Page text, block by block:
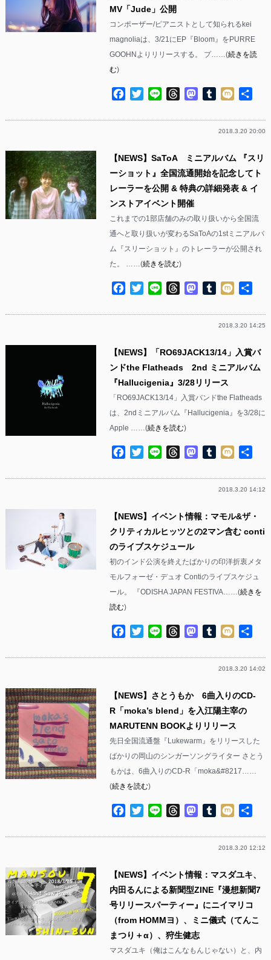
MV「Jude」公開
コンポーザー/ピアニストとして知られるkei
magnoliaは、3/21にEP『Bloom』をPURRE
GOOHNよりリリースする。 プ……(続きを読
む)
Facebook
TwitterLine ThreadsMastodon
Tumblr
Mixi
2018.3.20 20:00
【NEWS】SaToA ミニアルバム 『スリ
ーショット』全国流通開始を記念してト
レーラーを公開 & 特典の詳細発表 & イ
ンストアイベント開催
これまでの1部店舗のみの取り扱いから全国流
通へと取り扱いが変わるSaToAの1stミニアルバ
ム『スリーショット』のトレーラーが公開され
た。 ……(続きを読む)
Facebook
TwitterLine ThreadsMastodon
Tumblr
Mixi
2018.3.20 14:25
【NEWS】「RO69JACK13/14」入賞バ
ンドthe Flatheads 2nd ミニアルバム
『Hallucigenia』3/28リリース
「RO69JACK13/14」入賞バンドthe Flatheads
は、2ndミニアルバム『Hallucigenia』を3/28に
Apple ……(続きを読む)
Facebook
TwitterLine ThreadsMastodon
Tumblr
Mixi
2018.3.20 14:12
【NEWS】イベント情報：マモル&ザ・
クリティカルヒッツとの2マン含む conti
のライブスケジュール
初のインド公演を終えたばかりの印洋折衷メタ
モルフォーゼ・デュオ Contiのライブスケジュ
ール。 『ODISHA JAPAN FESTIVA……(続きを
読む)
Facebook
TwitterLine ThreadsMastodon
Tumblr
Mixi
2018.3.20 14:02
【NEWS】さとうもか 6曲入りのCD-
R「moka’s blend」を入江陽主宰の
MARUTENN BOOKよりリリース
先日全国流通盤『Lukewarm』をリリースした
ばかりの岡山のシンガーソングライター さとう
もかは、6曲入りのCD-R「moka&#8217……
(続きを読む)
Facebook
TwitterLine ThreadsMastodon
Tumblr
Mixi
2018.3.20 12:12
【NEWS】イベント情報：マスダユキ、
内田るんによる新聞型ZINE『漫想新聞7
号リリースパーティー』にニイマリコ
（from HOMMヨ）、ミニ儀式（てんこ
まつり＋α）、狩生健志
マスダユキ（俺はこんなもんじゃない）と、内